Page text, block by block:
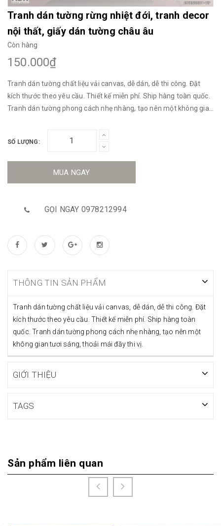
Tranh dán tường rừng nhiệt đới, tranh decor
nội thất, giấy dán tường châu âu
Còn hàng
150.000₫
Tranh dán tường chất liệu vải canvas, dễ dán, dễ thi công. Đặt
kích thước theo yêu cầu. Thiết kế miễn phí. Ship hàng toàn quốc.
Tranh dán tường phong cách nhẹ nhàng, tạo nên một không gian
SỐ LƯỢNG:
MUA NGAY
GỌI NGAY 0978212994
THÔNG TIN SẢN PHẨM
Tranh dán tường chất liệu vải canvas, dễ dán, dễ thi công. Đặt
kích thước theo yêu cầu. Thiết kế miễn phí. Ship hàng toàn
quốc. Tranh dán tường phong cách nhẹ nhàng, tạo nên một
không gian tươi sáng, thoải mái đầy thi vị.
GIỚI THIỆU
TAGS
Sản phẩm liên quan